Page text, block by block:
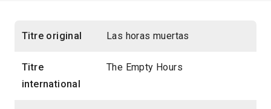
Titre original Las horas muertas
Titre
international
The Empty Hours